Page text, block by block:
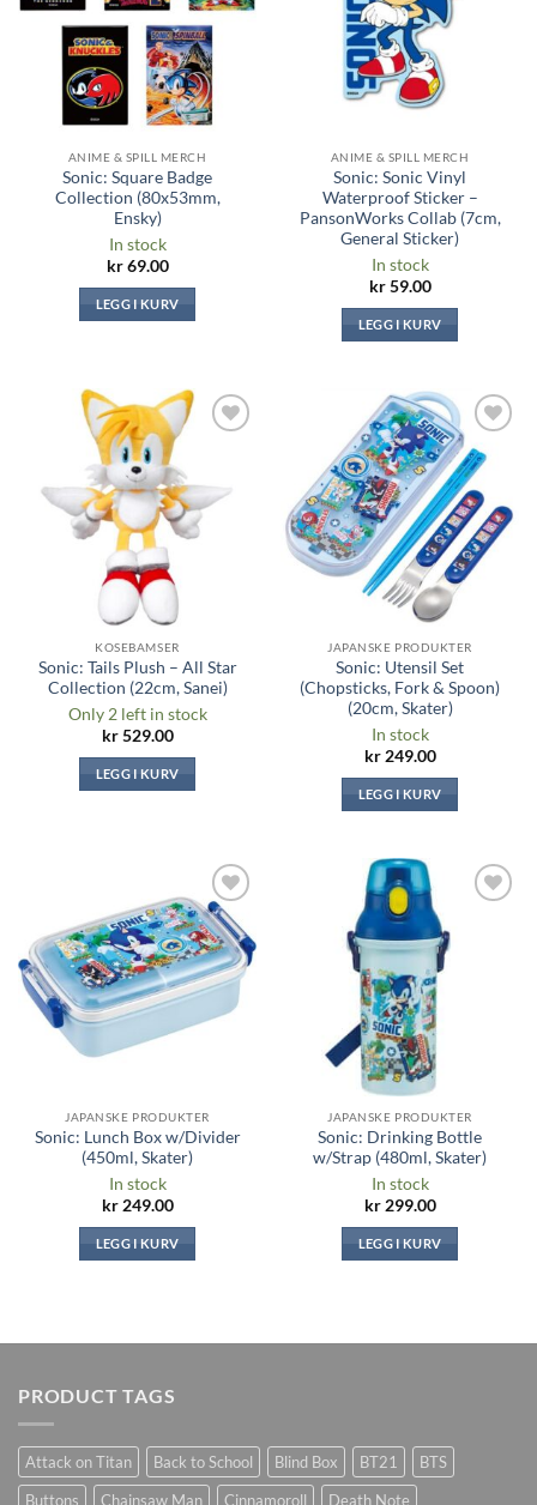
ANIME & SPILL MERCH
Sonic: Square Badge
Collection (80x53mm,
Ensky)
In stock
kr69.00
LEGG I KURV
ANIME & SPILL MERCH
Sonic: Sonic Vinyl
Waterproof Sticker –
PansonWorks Collab (7cm,
General Sticker)
In stock
kr59.00
LEGG I KURV
KOSEBAMSER
Sonic: Tails Plush – All Star
Collection (22cm, Sanei)
Only 2 left in stock
kr529.00
LEGG I KURV
Legg til i
ønskeliste
JAPANSKE PRODUKTER
Sonic: Utensil Set
(Chopsticks, Fork & Spoon)
(20cm, Skater)
In stock
kr249.00
LEGG I KURV
Legg til i
ønskeliste
JAPANSKE PRODUKTER
Sonic: Lunch Box w/Divider
(450ml, Skater)
In stock
kr249.00
LEGG I KURV
ønskeliste
JAPANSKE PRODUKTER
Sonic: Drinking Bottle
w/Strap (480ml, Skater)
In stock
kr299.00
LEGG I KURV
PRODUCT TAGS
Attack on Titan Back to School Blind Box BT21
BTS
Buttons
Chainsaw Man Cinnamoroll
Death Note